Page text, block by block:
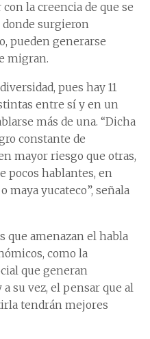
la creencia de que se
surgieron
pueden generarse
migran.
pues hay 11
entre sí y en un
más de una. “Dicha
constante de
mayor riesgo que otras,
pocos hablantes, en
maya yucateco”, señala
que amenazan el habla
como la
que generan
su vez, el pensar que al
tendrán mejores